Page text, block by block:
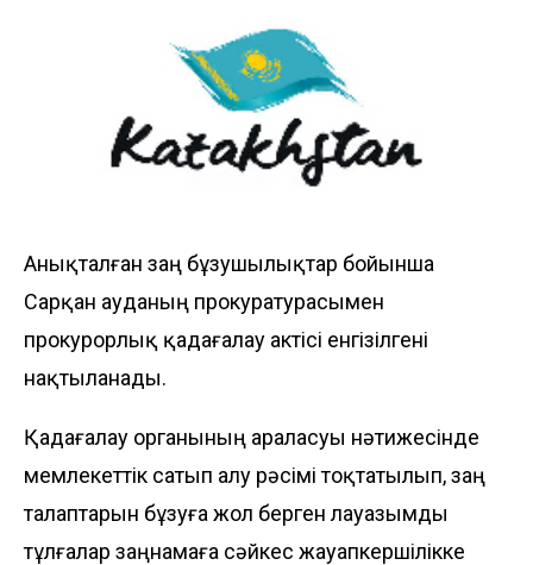
Анықталған заң бұзушылықтар бойынша
Сарқан ауданың прокуратурасымен
прокурорлық қадағалау актісі енгізілгені
нақтыланады.
Қадағалау органының араласуы нәтижесінде
мемлекеттік сатып алу рәсімі тоқтатылып, заң
талаптарын бұзуға жол берген лауазымды
тұлғалар заңнамаға сәйкес жауапкершілікке